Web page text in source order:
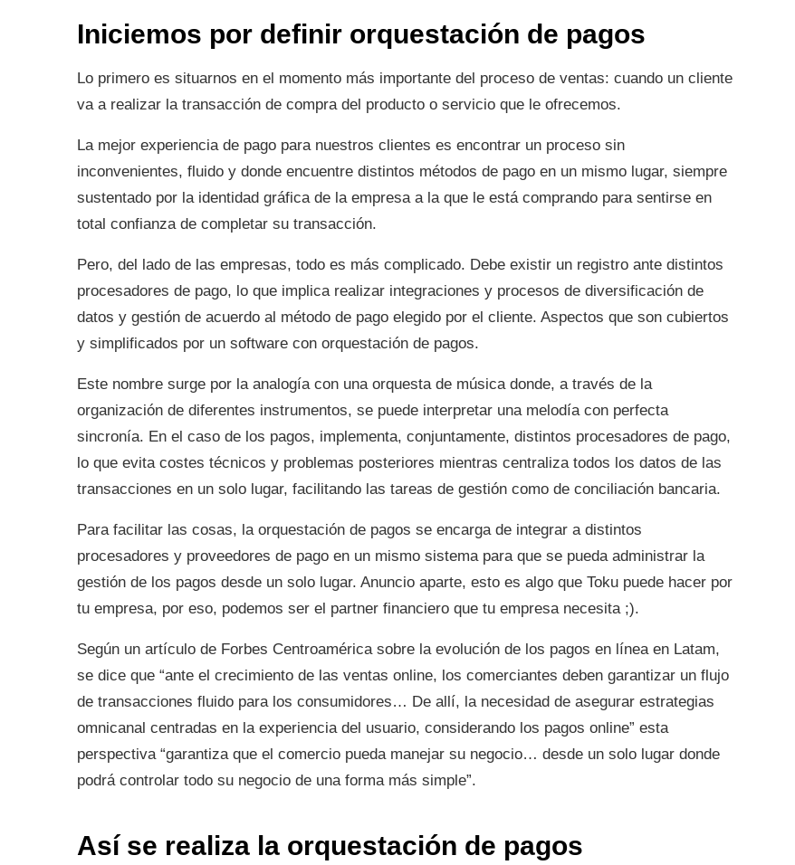
Iniciemos por definir orquestación de pagos
Lo primero es situarnos en el momento más importante del proceso de ventas: cuando un cliente
va a realizar la transacción de compra del producto o servicio que le ofrecemos.
La mejor experiencia de pago para nuestros clientes es encontrar un proceso sin
inconvenientes, fluido y donde encuentre distintos métodos de pago en un mismo lugar, siempre
sustentado por la identidad gráfica de la empresa a la que le está comprando para sentirse en
total confianza de completar su transacción.
Pero, del lado de las empresas, todo es más complicado. Debe existir un registro ante distintos
procesadores de pago, lo que implica realizar integraciones y procesos de diversificación de
datos y gestión de acuerdo al método de pago elegido por el cliente. Aspectos que son cubiertos
y simplificados por un software con orquestación de pagos.
Este nombre surge por la analogía con una orquesta de música donde, a través de la
organización de diferentes instrumentos, se puede interpretar una melodía con perfecta
sincronía. En el caso de los pagos, implementa, conjuntamente, distintos procesadores de pago,
lo que evita costes técnicos y problemas posteriores mientras centraliza todos los datos de las
transacciones en un solo lugar, facilitando las tareas de gestión como de conciliación bancaria.
Para facilitar las cosas, la orquestación de pagos se encarga de integrar a distintos
procesadores y proveedores de pago en un mismo sistema para que se pueda administrar la
gestión de los pagos desde un solo lugar. Anuncio aparte, esto es algo que Toku puede hacer por
tu empresa, por eso, podemos ser el partner financiero que tu empresa necesita ;).
Según un artículo de Forbes Centroamérica sobre la evolución de los pagos en línea en Latam,
se dice que “ante el crecimiento de las ventas online, los comerciantes deben garantizar un flujo
de transacciones fluido para los consumidores… De allí, la necesidad de asegurar estrategias
omnicanal centradas en la experiencia del usuario, considerando los pagos online” esta
perspectiva “garantiza que el comercio pueda manejar su negocio… desde un solo lugar donde
podrá controlar todo su negocio de una forma más simple”.
Así se realiza la orquestación de pagos